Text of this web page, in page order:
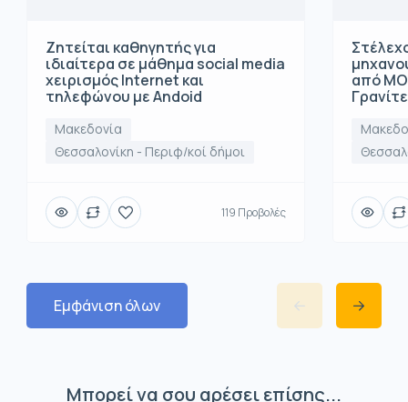
Ζητείται καθηγητής για
ιδιαίτερα σε μάθημα social media
χειρισμός Internet και
τηλεφώνου με Andoid
Μακεδονία
Θεσσαλονίκη - Περιφ/κοί δήμοι
119 Προβολές
από
Εμφάνιση όλων
Μπορεί να σου αρέσει επίσης...